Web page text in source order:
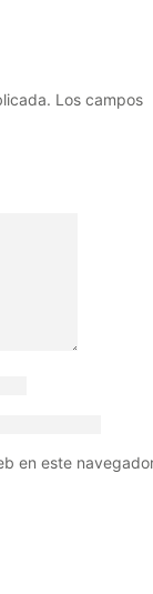
Los campos
en este